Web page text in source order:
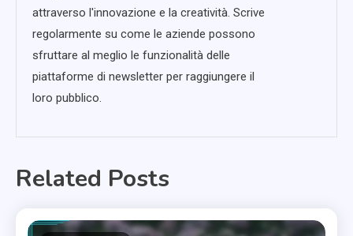
attraverso l'innovazione e la creatività. Scrive
regolarmente su come le aziende possono
sfruttare al meglio le funzionalità delle
piattaforme di newsletter per raggiungere il
loro pubblico.
Related Posts